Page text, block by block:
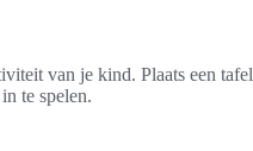
van je kind. Plaats een
te spelen.